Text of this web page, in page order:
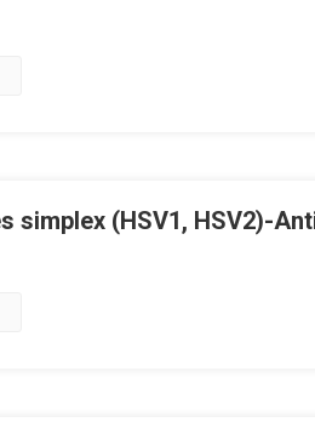
simplex (HSV1, HSV2)-